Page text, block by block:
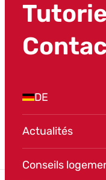
DE
Actualités
Conseils